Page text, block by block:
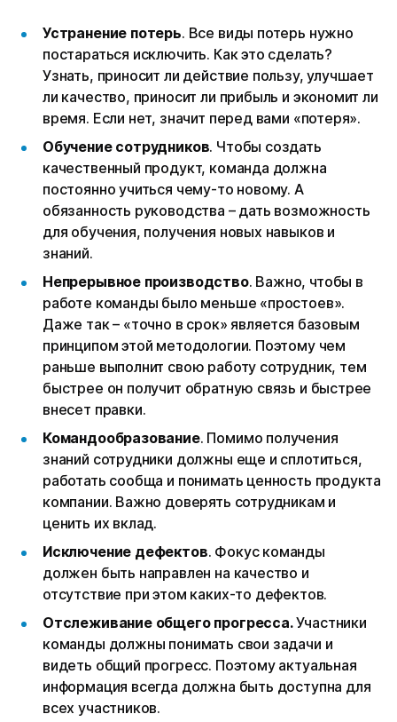
Устранение потерь. Все виды потерь нужно
постараться исключить. Как это сделать?
Узнать, приносит ли действие пользу, улучшает
ли качество, приносит ли прибыль и экономит ли
время. Если нет, значит перед вами «потеря».
Обучение сотрудников. Чтобы создать
качественный продукт, команда должна
постоянно учиться чему-то новому. А
обязанность руководства – дать возможность
для обучения, получения новых навыков и
знаний.
Непрерывное производство. Важно, чтобы в
работе команды было меньше «простоев».
Даже так – «точно в срок» является базовым
принципом этой методологии. Поэтому чем
раньше выполнит свою работу сотрудник, тем
быстрее он получит обратную связь и быстрее
внесет правки.
Командообразование. Помимо получения
знаний сотрудники должны еще и сплотиться,
работать сообща и понимать ценность продукта
компании. Важно доверять сотрудникам и
ценить их вклад.
Исключение дефектов. Фокус команды
должен быть направлен на качество и
отсутствие при этом каких-то дефектов.
Отслеживание общего прогресса.Участники
команды должны понимать свои задачи и
видеть общий прогресс. Поэтому актуальная
информация всегда должна быть доступна для
всех участников.